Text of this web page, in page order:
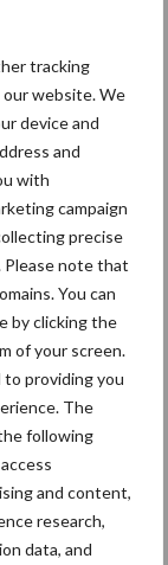
tracking
website. We
device and
and
with
campaign
precise
Please note that
You can
by clicking the
of your screen.
providing you
The
following
and content,
research,
data, and
voor